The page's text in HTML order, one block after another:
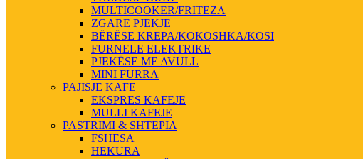
MULTICOOKER/FRITEZA
ZGARE PJEKJE
BËRËSE KREPA/KOKOSHKA/KOSI
FURNELE ELEKTRIKE
PJEKËSE ME AVULL
MINI FURRA
PAJISJE KAFE
EKSPRES KAFEJE
MULLI KAFEJE
PASTRIMI & SHTEPIA
FSHESA
HEKURA